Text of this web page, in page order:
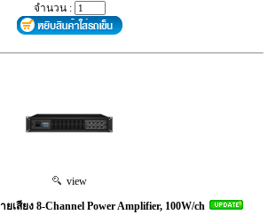
จำนวน :
view
ยเสียง 8-Channel Power Amplifier, 100W/ch